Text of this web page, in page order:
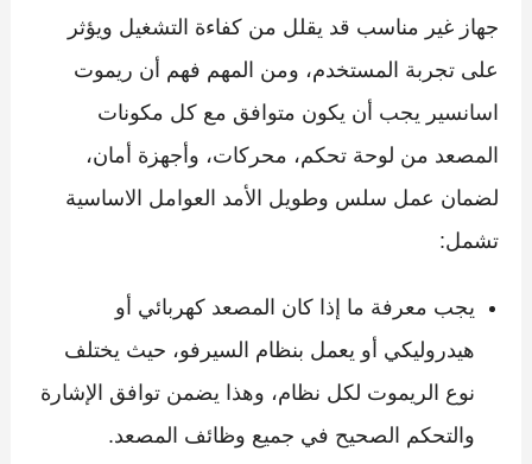
جهاز غير مناسب قد يقلل من كفاءة التشغيل ويؤثر
على تجربة المستخدم، ومن المهم فهم أن ريموت
اسانسير يجب أن يكون متوافق مع كل مكونات
المصعد من لوحة تحكم، محركات، وأجهزة أمان،
لضمان عمل سلس وطويل الأمد العوامل الاساسية
تشمل:
يجب معرفة ما إذا كان المصعد كهربائي أو
هيدروليكي أو يعمل بنظام السيرفو، حيث يختلف
نوع الريموت لكل نظام، وهذا يضمن توافق الإشارة
والتحكم الصحيح في جميع وظائف المصعد.